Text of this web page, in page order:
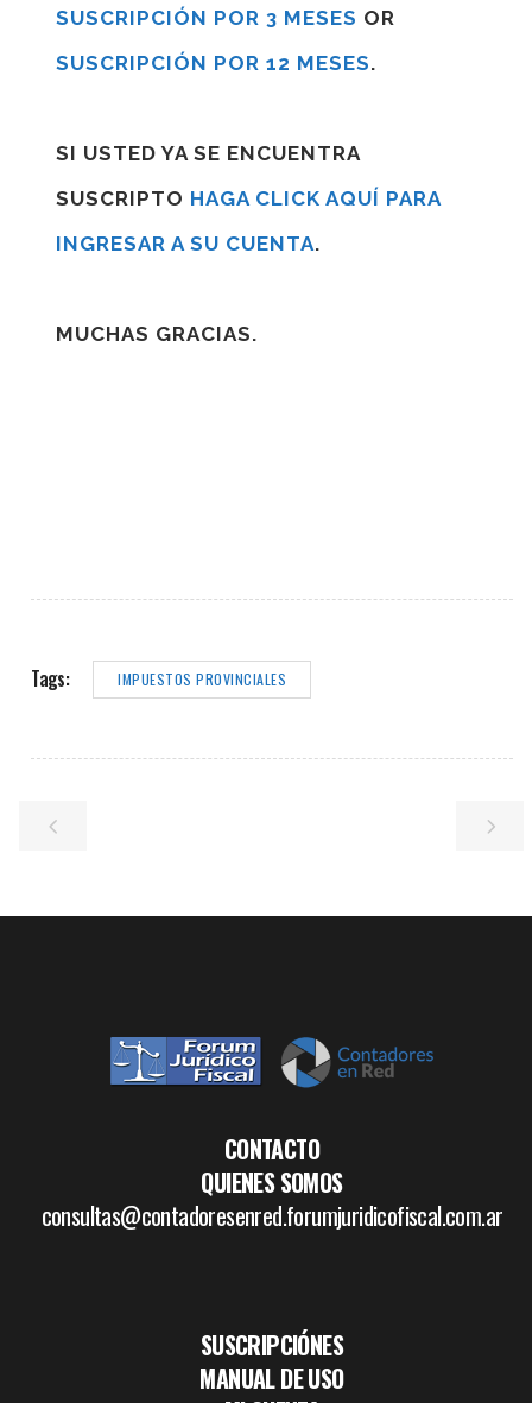
SUSCRIPCIÓN POR 3 MESES OR
SUSCRIPCIÓN POR 12 MESES.
SI USTED YA SE ENCUENTRA
SUSCRIPTO HAGA CLICK AQUÍ PARA
INGRESAR A SU CUENTA.
MUCHAS GRACIAS.
Tags: IMPUESTOS PROVINCIALES
CONTACTO
QUIENES SOMOS
consultas@contadoresenred.forumjuridicofiscal.com.ar
SUSCRIPCIÓNES
MANUAL DE USO